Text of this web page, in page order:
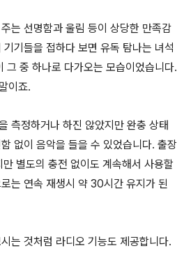
는 선명함과 울림 등이 상당한 만족감
기들을 접하다 보면 유독 탐나는 녀석
그 중 하나로 다가오는 모습이었습니다.
이죠.
측정하거나 하진 않았지만 완충 상태
없이 음악을 들을 수 있었습니다. 출장
별도의 충전 없이도 계속해서 사용할
는 연속 재생시 약 30시간 유지가 된
는 것처럼 라디오 기능도 제공합니다.